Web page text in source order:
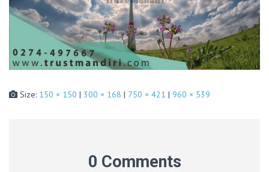
Size: 150 × 150 | 300 × 168 | 750 × 421 | 960 × 539
0 Comments